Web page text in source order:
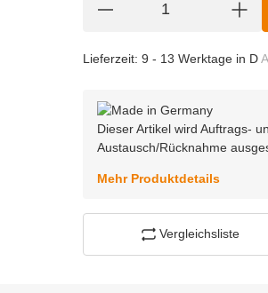
Lieferzeit: 9 - 13 Werktage in D
Dieser Artikel wird Auftrags-
Austausch/Rücknahme
Mehr Produktdetails
Vergleichsliste